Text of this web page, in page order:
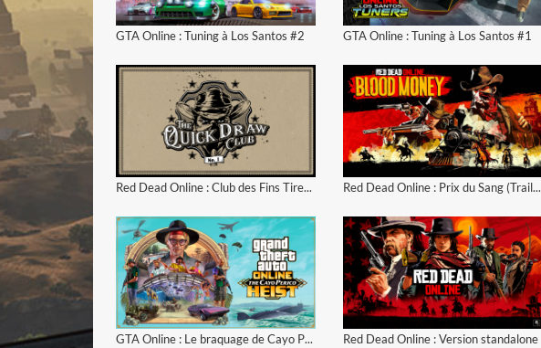
GTA Online : Tuning à Los Santos #2 GTA Online : Tuning à Los Santos #1
voir la vidéo
Red Dead Online : Club des Fins Tireurs n°1
voir la vidéo
Red Dead Online : Prix du Sang (Trailer)
voir la vidéo
GTA Online : Le braquage de Cayo Perico (Trailer #2)
voir la vidéo
Red Dead Online : Version standalone
voir la vidéo